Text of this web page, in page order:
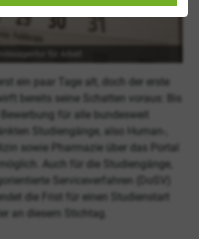
ein paar Tage alt, doch der erste
bereits seine Schatten voraus: Bis
für alle bundesweit
Studiengänge, also Human-,
sowie Pharmazie über das Portal
möglich. Auch für die Studiengänge,
Serviceverfahren (DoSV)
die Frist für einen Studienstart
an diesem Stichtag.